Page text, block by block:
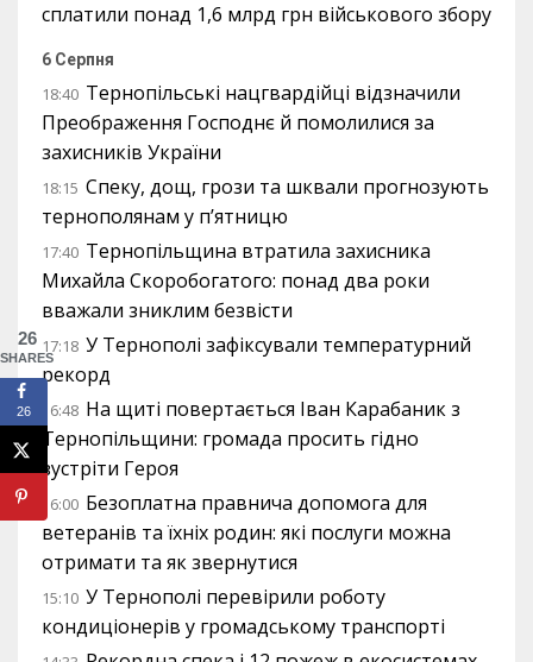
сплатили понад 1,6 млрд грн військового збору
6 Серпня
18:40 Тернопільські нацгвардійці відзначили
Преображення Господнє й помолилися за
захисників України
18:15 Спеку, дощ, грози та шквали прогнозують
тернополянам у п’ятницю
17:40 Тернопільщина втратила захисника
Михайла Скоробогатого: понад два роки
вважали зниклим безвісти
17:18 У Тернополі зафіксували температурний
рекорд
16:48 На щиті повертається Іван Карабаник з
Тернопільщини: громада просить гідно
зустріти Героя
16:00 Безоплатна правнича допомога для
ветеранів та їхніх родин: які послуги можна
отримати та як звернутися
15:10 У Тернополі перевірили роботу
кондиціонерів у громадському транспорті
26
SHARES
26